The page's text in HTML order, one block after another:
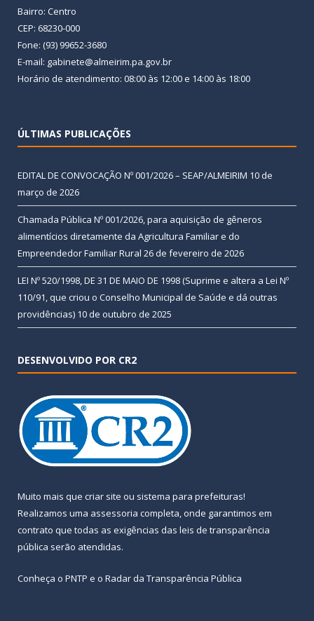
Bairro: Centro
CEP: 68230-000
Fone: (93) 99652-3680
E-mail: gabinete@almeirim.pa.gov.br
Horário de atendimento: 08:00 às 12:00 e 14:00 às 18:00
ÚLTIMAS PUBLICAÇÕES
EDITAL DE CONVOCAÇÃO Nº 001/2026 – SEAP/ALMEIRIM 10 de
março de 2026
Chamada Pública Nº 001/2026, para aquisição de gêneros
alimentícios diretamente da Agricultura Familiar e do
Empreendedor Familiar Rural 26 de fevereiro de 2026
LEI Nº 520/1998, DE 31 DE MAIO DE 1998 (Suprime e altera a Lei Nº
110/91, que criou o Conselho Municipal de Saúde e dá outras
providências) 10 de outubro de 2025
DESENVOLVIDO POR CR2
Muito mais que criar site ou sistema para prefeituras!
Realizamos uma assessoria completa, onde garantimos em
contrato que todas as exigências das leis de transparência
pública serão atendidas.
Conheça o PNTP e o Radar da Transparência Pública